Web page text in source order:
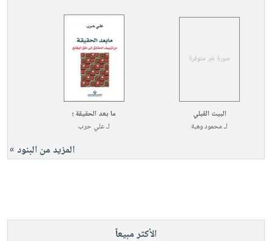
البيت القبلي
لـمحمود وهبة
ما بعد الحقيقة ؛
لـعلي حرب
المزيد من البنود »
الأكثر مبيعاً